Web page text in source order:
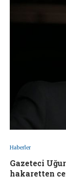
Haberler
Gazeteci
hakaretten